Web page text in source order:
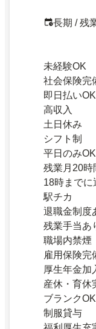
長期 / 残
未経験OK
社会保険完
即日払いOK
高収入
土日休み
シフト制
平日のみOK
残業月20時
18時までに
駅チカ
退職金制度
残業手当あ
職場内禁煙
雇用保険完
厚生年金加
産休・育休
ブランクOK
制服貸与